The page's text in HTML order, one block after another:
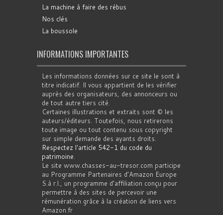
La machine à faire des rébus
Nos clés
La boussole
INFORMATIONS IMPORTANTES
Les informations données sur ce site le sont à
titre indicatif. Il vous appartient de les vérifier
auprès des organisateurs, des annonceurs ou
de tout autre tiers cité.
Certaines illustrations et extraits sont © les
auteurs/éditeurs. Toutefois, nous retirerons
toute image ou tout contenu sous copyright
sur simple demande des ayants droits.
Respectez l'article 542-1 du code du
patrimoine.
Le site www.chasses-au-tresor.com participe
au Programme Partenaires d’Amazon Europe
S.à r.l., un programme d’affiliation conçu pour
permettre à des sites de percevoir une
rémunération grâce à la création de liens vers
Amazon.fr